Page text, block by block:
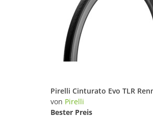
von Pirelli
Bester Preis